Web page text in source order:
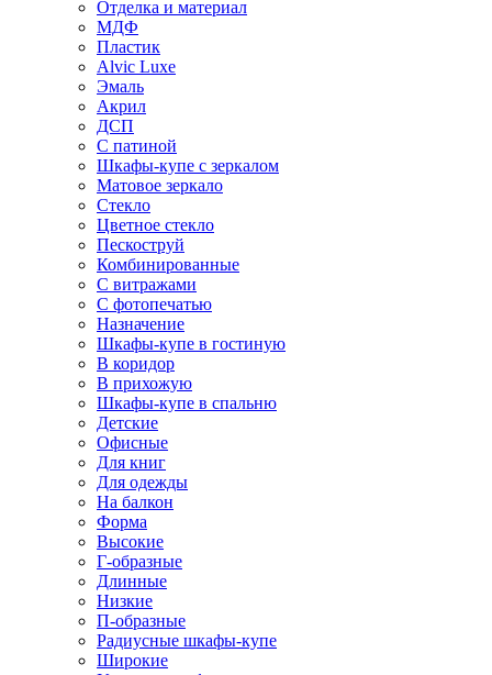
Отделка и материал
МДФ
Пластик
Alvic Luxe
Эмаль
Акрил
ДСП
С патиной
Шкафы-купе с зеркалом
Матовое зеркало
Стекло
Цветное стекло
Пескоструй
Комбинированные
С витражами
С фотопечатью
Назначение
Шкафы-купе в гостиную
В коридор
В прихожую
Шкафы-купе в спальню
Детские
Офисные
Для книг
Для одежды
На балкон
Форма
Высокие
Г-образные
Длинные
Низкие
П-образные
Радиусные шкафы-купе
Широкие